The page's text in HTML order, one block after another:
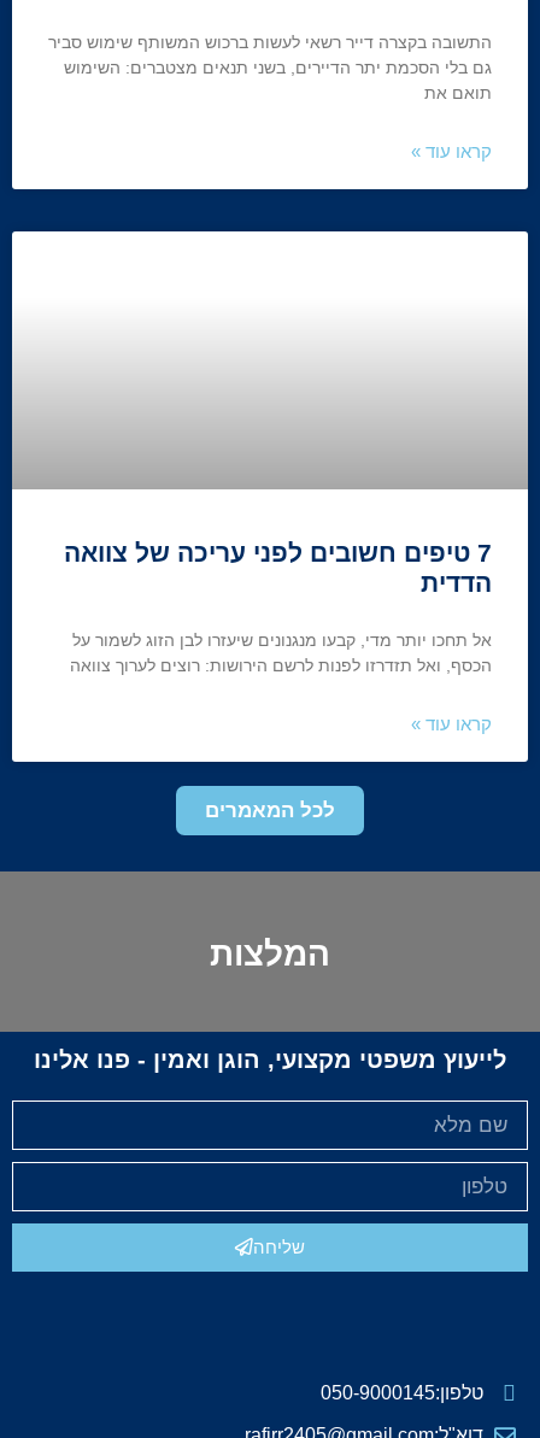
התשובה בקצרה דייר רשאי לעשות ברכוש המשותף שימוש סביר
גם בלי הסכמת יתר הדיירים, בשני תנאים מצטברים: השימוש
תואם את
קראו עוד »
7 טיפים חשובים לפני עריכה של צוואה
הדדית
אל תחכו יותר מדי, קבעו מנגנונים שיעזרו לבן הזוג לשמור על
הכסף, ואל תזדרזו לפנות לרשם הירושות: רוצים לערוך צוואה
קראו עוד »
לכל המאמרים
המלצות
לייעוץ משפטי מקצועי, הוגן ואמין - פנו אלינו
שליחה
טלפון:050-9000145